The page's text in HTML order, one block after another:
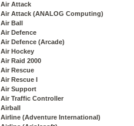
Air Attack
Air Attack (ANALOG Computing)
Air Ball
Air Defence
Air Defence (Arcade)
Air Hockey
Air Raid 2000
Air Rescue
Air Rescue I
Air Support
Air Traffic Controller
Airball
Airline (Adventure International)